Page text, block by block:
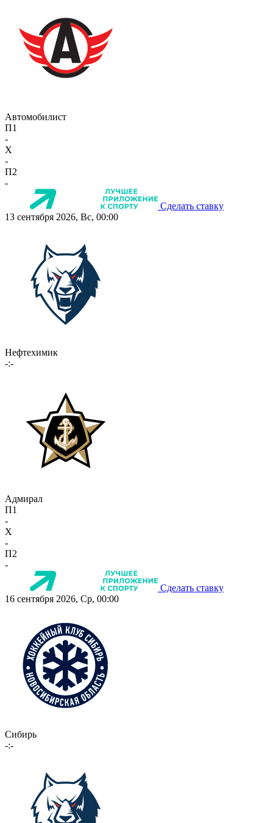
Автомобилист
П1
-
X
-
П2
-
Сделать ставку
13 сентября 2026, Вс, 00:00
Нефтехимик
-:-
Адмирал
П1
-
X
-
П2
-
Сделать ставку
16 сентября 2026, Ср, 00:00
Сибирь
-:-